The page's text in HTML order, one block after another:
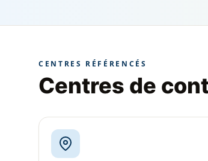
CENTRES RÉFÉRENCÉS
Centres de